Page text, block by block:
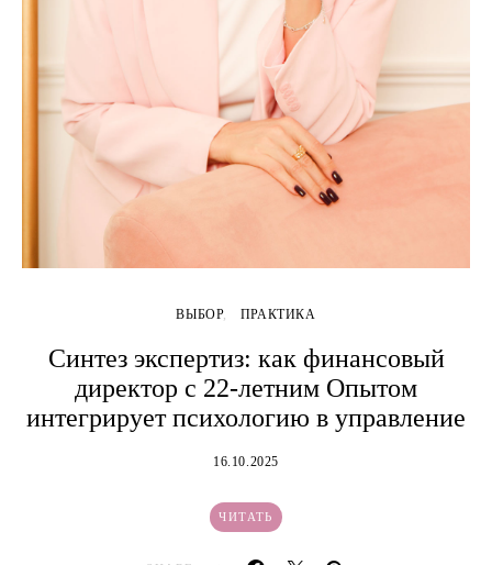
ВЫБОР ПРАКТИКА
Синтез экспертиз: как финансовый
директор с 22-летним Опытом
интегрирует психологию в управление
16.10.2025
ЧИТАТЬ